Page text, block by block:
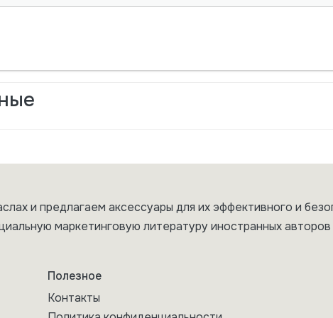
и предлагаем аксессуары для их эффективного и
маркетинговую литературу иностранных авторов
Полезное
Контакты